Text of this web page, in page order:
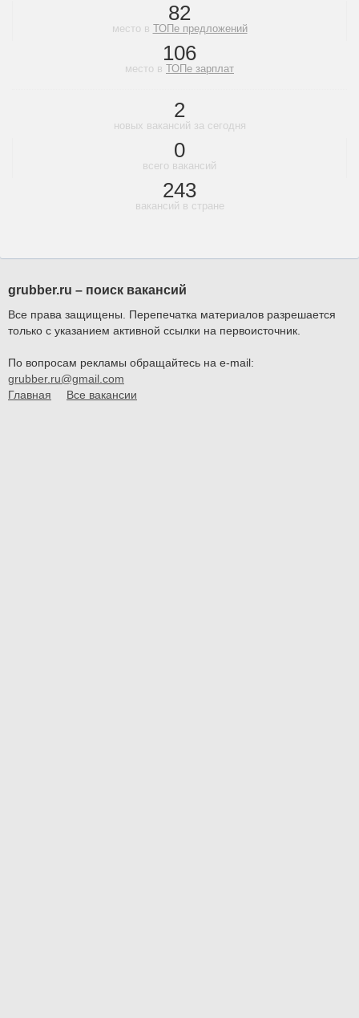
82
место в ТОПе предложений
106
место в ТОПе зарплат
2
новых вакансий за сегодня
0
всего вакансий
243
вакансий в стране
grubber.ru – поиск вакансий
Все права защищены. Перепечатка материалов разрешается
только с указанием активной ссылки на первоисточник.
По вопросам рекламы обращайтесь на e-mail:
grubber.ru@gmail.com
Главная
Все вакансии